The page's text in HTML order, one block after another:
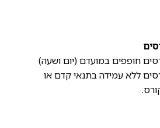
חופפים במועדם (יום ושעה)
ללא עמידה בתנאי קדם או